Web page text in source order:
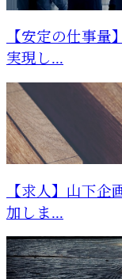
【安定の仕事量
実現し...
【求人】山下企
加しま...